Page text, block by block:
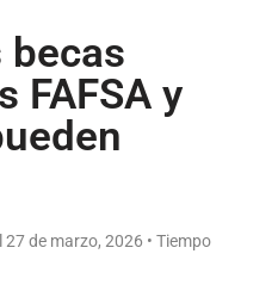
becas
FAFSA y
de marzo, 2026 • Tiempo